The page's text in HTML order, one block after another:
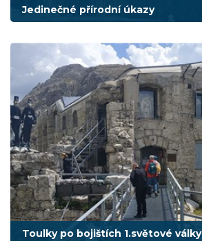
Jedinečné přírodní úkazy
Toulky po bojištích 1.světové války